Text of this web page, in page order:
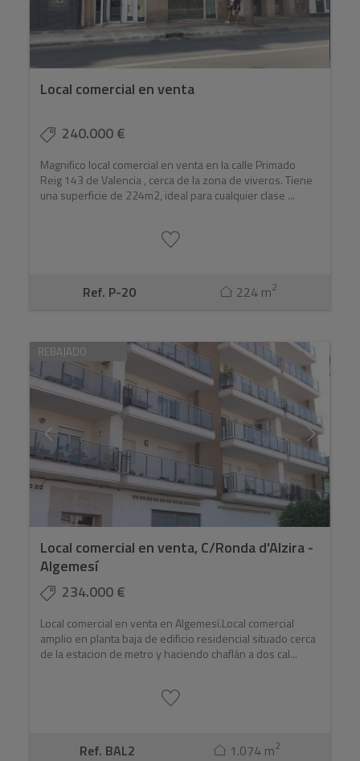
Local comercial en venta
240.000 €
Magnifico local comercial en venta en la calle Primado
Reig 143 de Valencia , cerca de la zona de viveros. Tiene
una superficie de 224m2, ideal para cualquier clase ...
Ref. P-20 224 m2
REBAJADO
Local comercial en venta, C/Ronda d'Alzira -
Algemesí
234.000 €
Local comercial en venta en Algemesí.Local comercial
amplio en planta baja de edificio residencial situado cerca
de la estacion de metro y haciendo chaflán a dos cal...
Ref. BAL2 1.074 m2